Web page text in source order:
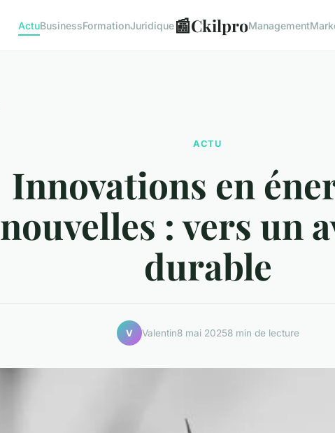
ActuBusinessFormationJuridique📰CkilproManagement
ACTU
Innovations en
nouvelles : vers un
durable
V Valentin8 mai 20258 min de lecture